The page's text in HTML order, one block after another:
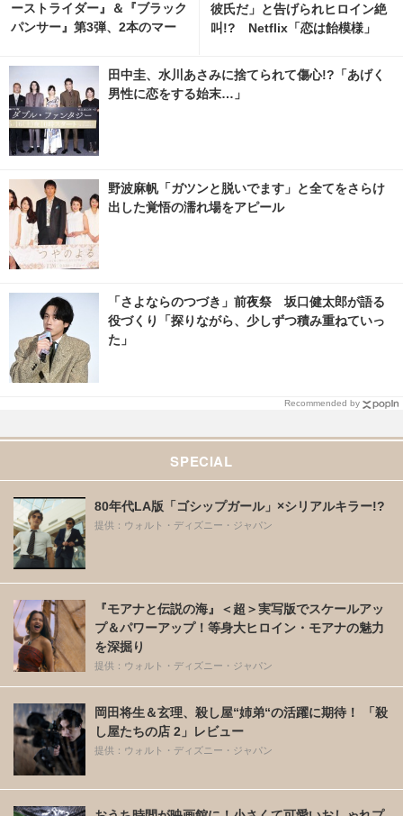
ーストライダー』＆『ブラック
パンサー』第3弾、2本のマー
彼氏だ」と告げられヒロイン絶
叫!? Netflix「恋は飴模様」
田中圭、水川あさみに捨てられて傷心!?「あげく
男性に恋をする始末…」
野波麻帆「ガツンと脱いでます」と全てをさらけ
出した覚悟の濡れ場をアピール
「さよならのつづき」前夜祭 坂口健太郎が語る
役づくり「探りながら、少しずつ積み重ねていっ
た」
Recommended by
SPECIAL
80年代LA版「ゴシップガール」×シリアルキラー!?
提供：ウォルト・ディズニー・ジャパン
『モアナと伝説の海』＜超＞実写版でスケールアッ
プ＆パワーアップ！等身大ヒロイン・モアナの魅力
を深掘り
提供：ウォルト・ディズニー・ジャパン
岡田将生＆玄理、殺し屋“姉弟“の活躍に期待！ 「殺
し屋たちの店 2」レビュー
提供：ウォルト・ディズニー・ジャパン